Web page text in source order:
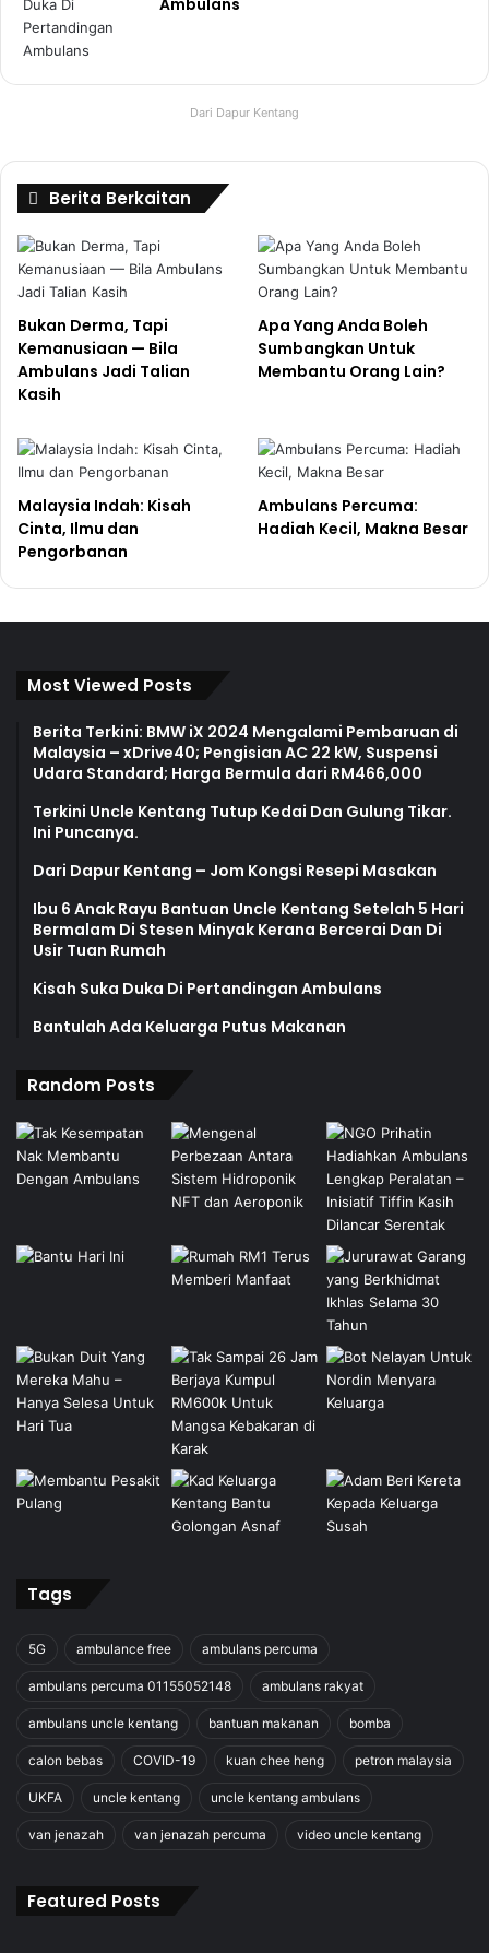
Ambulans
Dari Dapur Kentang
Berita Berkaitan
Bukan Derma, Tapi
Kemanusiaan — Bila
Ambulans Jadi Talian
Kasih
Apa Yang Anda Boleh
Sumbangkan Untuk
Membantu Orang Lain?
Malaysia Indah: Kisah
Cinta, Ilmu dan
Pengorbanan
Ambulans Percuma:
Hadiah Kecil, Makna Besar
Most Viewed Posts
Berita Terkini: BMW iX 2024 Mengalami Pembaruan di
Malaysia – xDrive40; Pengisian AC 22 kW, Suspensi
Udara Standard; Harga Bermula dari RM466,000
Terkini Uncle Kentang Tutup Kedai Dan Gulung Tikar.
Ini Puncanya.
Dari Dapur Kentang – Jom Kongsi Resepi Masakan
Ibu 6 Anak Rayu Bantuan Uncle Kentang Setelah 5 Hari
Bermalam Di Stesen Minyak Kerana Bercerai Dan Di
Usir Tuan Rumah
Kisah Suka Duka Di Pertandingan Ambulans
Bantulah Ada Keluarga Putus Makanan
Random Posts
Tags
5G ambulance free ambulans percuma
ambulans percuma 01155052148 ambulans rakyat
ambulans uncle kentang bantuan makanan bomba
calon bebas COVID-19 kuan chee heng petron malaysia
UKFA uncle kentang uncle kentang ambulans
van jenazah van jenazah percuma video uncle kentang
Featured Posts